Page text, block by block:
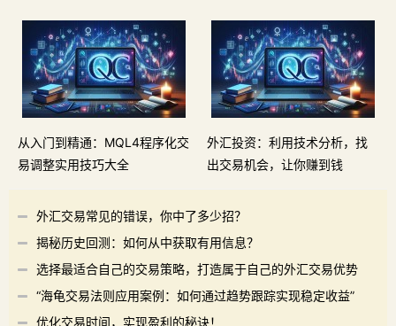
从入门到精通：MQL4程序化交
易调整实用技巧大全
外汇投资：利用技术分析，找
出交易机会，让你赚到钱
外汇交易常见的错误，你中了多少招？
揭秘历史回测：如何从中获取有用信息？
选择最适合自己的交易策略，打造属于自己的外汇交易优势
“海龟交易法则应用案例：如何通过趋势跟踪实现稳定收益”
优化交易时间，实现盈利的秘诀！